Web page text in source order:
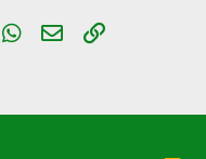
WhatsApp
E-postaLink